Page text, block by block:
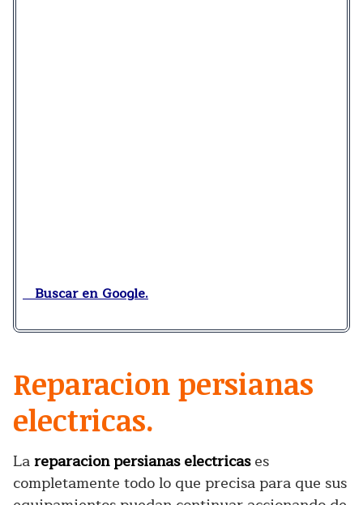
Buscar en Google.
Reparacion persianas
electricas.
Lareparacion persianas electricases
completamente todo lo que precisa para que sus